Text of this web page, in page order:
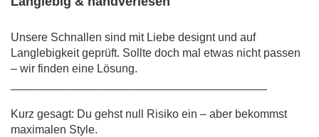
Unsere Schnallen sind mit Liebe designt und auf
Langlebigkeit geprüft. Sollte doch mal etwas nicht passen
– wir finden eine Lösung.
Kurz gesagt: Du gehst null Risiko ein – aber bekommst
maximalen Style.